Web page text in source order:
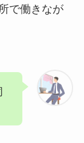
で働きなが